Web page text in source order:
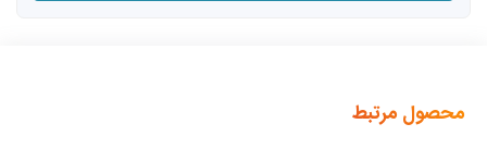
محصول مرتبط